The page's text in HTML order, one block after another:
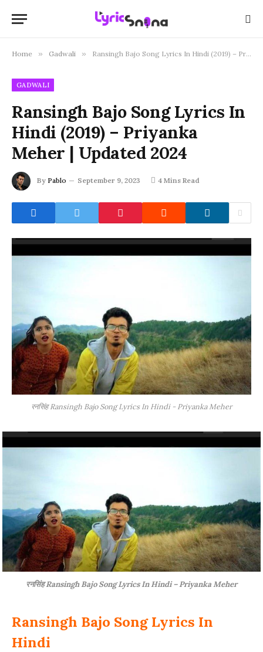
Home » Gadwali » Ransingh Bajo Song Lyrics In Hindi (2019) – Priyanka Meher | Updated 2024
GADWALI
Ransingh Bajo Song Lyrics In
Hindi (2019) – Priyanka
Meher | Updated 2024
By Pablo September 9, 2023 4 Mins Read
रनसिंह Ransingh Bajo Song Lyrics In Hindi - Priyanka Meher
रनसिंह Ransingh Bajo Song Lyrics In Hindi – Priyanka Meher
Ransingh Bajo Song Lyrics In
Hindi